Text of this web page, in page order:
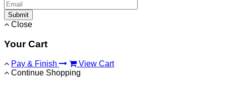
Submit
Close
Your Cart
Pay & Finish
View Cart
Continue Shopping